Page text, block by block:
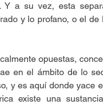
a su vez, esta
y lo profano, o el de
opuestas,
en el ámbito de lo
y es aquí donde yace
existe una